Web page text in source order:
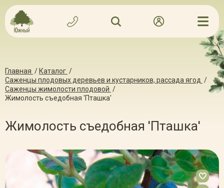
Главная / Каталог /
Саженцы плодовых деревьев и кустарников, рассада ягод /
Саженцы жимолости плодовой /
Жимолость съедобная 'Пташка'
Жимолость съедобная 'Пташка'